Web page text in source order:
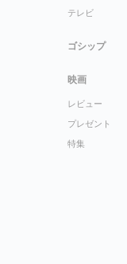
テレビ
ゴシップ
映画
レビュー
プレゼント
特集